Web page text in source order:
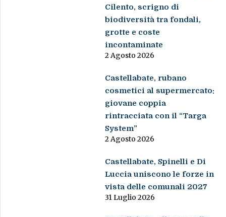
Cilento, scrigno di
biodiversità tra fondali,
grotte e coste
incontaminate
2 Agosto 2026
Castellabate, rubano
cosmetici al supermercato:
giovane coppia
rintracciata con il “Targa
System”
2 Agosto 2026
Castellabate, Spinelli e Di
Luccia uniscono le forze in
vista delle comunali 2027
31 Luglio 2026